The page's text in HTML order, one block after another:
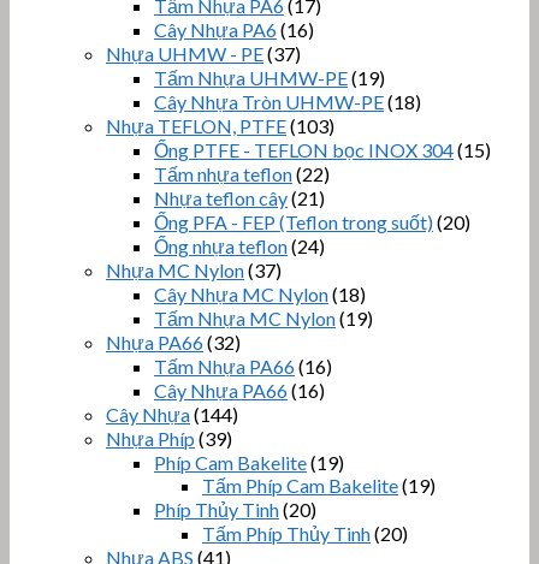
Tấm Nhựa PA6(17)
Cây Nhựa PA6(16)
Nhựa UHMW - PE(37)
Tấm Nhựa UHMW-PE(19)
Cây Nhựa Tròn UHMW-PE(18)
Nhựa TEFLON, PTFE(103)
Ống PTFE - TEFLON bọc INOX 304(15)
Tấm nhựa teflon(22)
Nhựa teflon cây(21)
Ống PFA - FEP (Teflon trong suốt)(20)
Ống nhựa teflon(24)
Nhựa MC Nylon(37)
Cây Nhựa MC Nylon(18)
Tấm Nhựa MC Nylon(19)
Nhựa PA66(32)
Tấm Nhựa PA66(16)
Cây Nhựa PA66(16)
Cây Nhựa(144)
Nhựa Phíp (39)
Phíp Cam Bakelite(19)
Tấm Phíp Cam Bakelite(19)
Phíp Thủy Tinh(20)
Tấm Phíp Thủy Tinh(20)
Nhựa ABS (41)